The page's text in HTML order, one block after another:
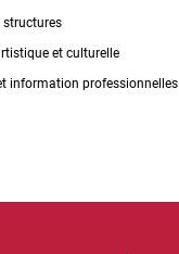
structures
et culturelle
information professionnelles